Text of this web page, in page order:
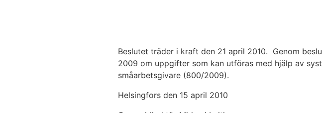
Beslutet träder i kraft den 21 april 2010. Genom
2009 om uppgifter som kan utföras med hjälp av
småarbetsgivare (800/2009).
Helsingfors den 15 april 2010